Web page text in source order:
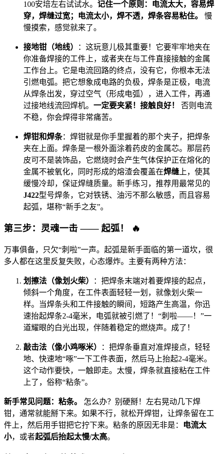
100安培左右试试水。 记住一个原则：电流太大，容易焊
穿，焊缝过宽；电流太小，焊不透，焊条容易粘住。
慢
慢摸索，感觉就来了。
接地钳（地线）
：这玩意儿极其重要！它要牢牢地夹在
你准备焊接的工件上，或者夹在与工件直接接触的金属
工作台上。它是电流回路的终点，没有它，你根本无法
引燃电弧。把它想象成电路的负极，焊条是正极，电流
从焊条出发，穿过空气（形成电弧），进入工件，再通
过接地线流回焊机。 一定要夹紧！接触良好！
否则电流
不稳，你会焊得非常痛苦。
焊钳和焊条：焊钳就是你手里握着的那个夹子，把焊条
夹在上面。焊条是一根外面涂着药皮的金属芯。那层药
皮可不是装饰品，它燃烧时会产生气体保护正在熔化的
金属不被氧化，同时形成的熔渣会覆盖在焊缝 上，使其
缓慢冷却，保证焊缝质量。新手练习，推荐用最常见的
J422型号焊条，它对铁锈、油污不那么敏感，而且容易
起弧，堪称“新手之友”。
第三步：灵魂一击 —— 起弧！ 🔥
万事俱备，只欠“刺啦”一声。起弧是新手面临的第一道坎，很
多人都在这里反复失败，心态爆炸。主要有两种方法：
划擦法（像划火柴）
：把焊条末端对着要焊接的起点，
倾斜一个角度，在工件表面轻轻一划，就像划火柴一
样。当焊条头和工件接触的瞬间，短路产生高温，你迅
速抬起焊条2-4毫米，电弧就被引燃了！“刺啦——！”一
道耀眼的白光出现，伴随着稳定的燃烧声。成了！
敲击法（像小鸡啄米）
：把焊条垂直对准焊接点，轻轻
地、快速地“啄”一下工件表面，然后马上抬起2-4毫米。
这个动作要快，一触即走。太慢，焊条就直接粘在工件
上了，俗称“粘条”。
新手常见问题：粘条。
怎么办？别硬掰！左右晃动几下焊
钳，通常就能掰下来。如果不行，就松开焊钳，让焊条留在工
件上，然后用手钳把它拧下来。粘条的原因无非是：
电流太
小，或者起弧后抬起太慢/太高。